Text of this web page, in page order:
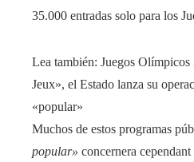
35.000 entradas solo para los
Lea también: Juegos
Jeux», el Estado lanza su
«popular»
Muchos de estos programas
popular» concernera